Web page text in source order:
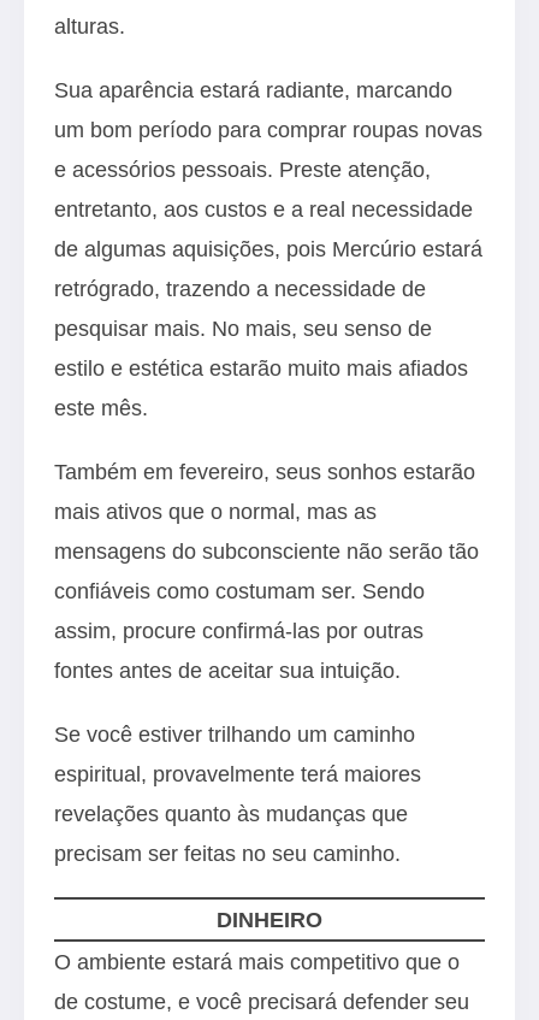
alturas.
Sua aparência estará radiante, marcando
um bom período para comprar roupas novas
e acessórios pessoais. Preste atenção,
entretanto, aos custos e a real necessidade
de algumas aquisições, pois Mercúrio estará
retrógrado, trazendo a necessidade de
pesquisar mais. No mais, seu senso de
estilo e estética estarão muito mais afiados
este mês.
Também em fevereiro, seus sonhos estarão
mais ativos que o normal, mas as
mensagens do subconsciente não serão tão
confiáveis como costumam ser. Sendo
assim, procure confirmá-las por outras
fontes antes de aceitar sua intuição.
Se você estiver trilhando um caminho
espiritual, provavelmente terá maiores
revelações quanto às mudanças que
precisam ser feitas no seu caminho.
DINHEIRO
O ambiente estará mais competitivo que o
de costume, e você precisará defender seu